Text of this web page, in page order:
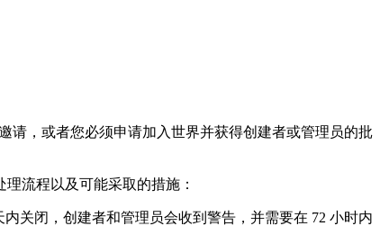
请，或者您必须申请加入世界并获得创建者或管理员的批
流程以及可能采取的措施：
关闭，创建者和管理员会收到警告，并需要在 72 小时内